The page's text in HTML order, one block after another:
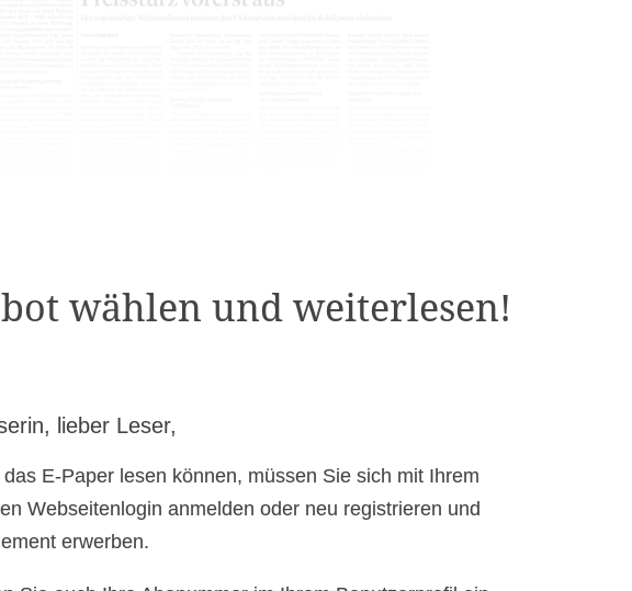
wählen und weiterlesen!
lieber Leser,
E-Paper lesen können, müssen Sie sich mit Ihrem
Webseitenlogin anmelden oder neu registrieren und
erwerben.